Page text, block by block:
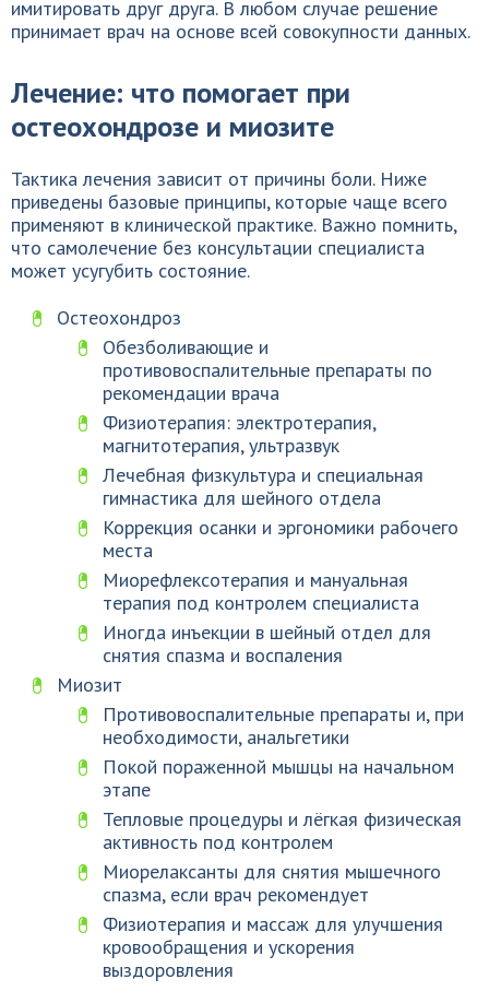
имитировать друг друга. В любом случае решение
принимает врач на основе всей совокупности данных.
Лечение: что помогает при
остеохондрозе и миозите
Тактика лечения зависит от причины боли. Ниже
приведены базовые принципы, которые чаще всего
применяют в клинической практике. Важно помнить,
что самолечение без консультации специалиста
может усугубить состояние.
Остеохондроз
Обезболивающие и
противовоспалительные препараты по
рекомендации врача
Физиотерапия: электротерапия,
магнитотерапия, ультразвук
Лечебная физкультура и специальная
гимнастика для шейного отдела
Коррекция осанки и эргономики рабочего
места
Миорефлексотерапия и мануальная
терапия под контролем специалиста
Иногда инъекции в шейный отдел для
снятия спазма и воспаления
Миозит
Противовоспалительные препараты и, при
необходимости, анальгетики
Покой пораженной мышцы на начальном
этапе
Тепловые процедуры и лёгкая физическая
активность под контролем
Миорелаксанты для снятия мышечного
спазма, если врач рекомендует
Физиотерапия и массаж для улучшения
кровообращения и ускорения
выздоровления